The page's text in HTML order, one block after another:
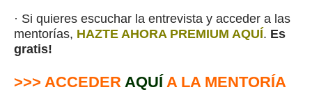
· Si quieres escuchar la entrevista y acceder a las
mentorías, HAZTE AHORA PREMIUM AQUÍ. Es
gratis!
>>> ACCEDER AQUÍ A LA MENTORÍA